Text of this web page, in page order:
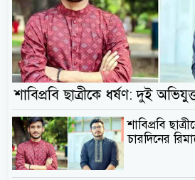
শাবিপ্রবি ছাত্রীকে ধর্ষণ: দুই
শাবিপ্রবি
চারদিনের